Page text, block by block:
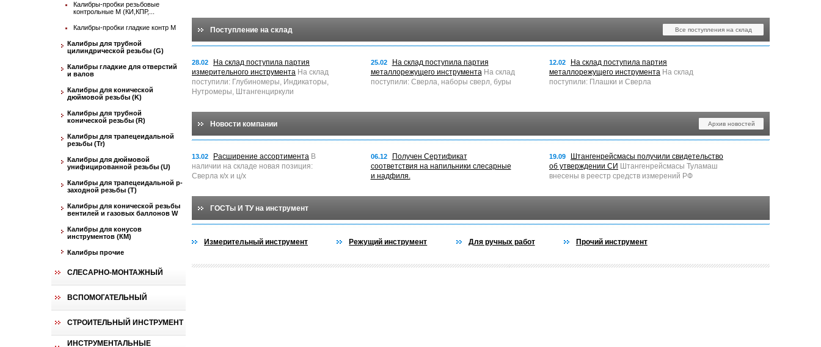
Калибры-пробки резьбовые
контрольные М (КИ,КПР,...
Калибры-пробки гладкие контр М
Калибры для трубной
цилиндрической резьбы (G)
Калибры гладкие для отверстий
и валов
Калибры для конической
дюймовой резьбы (K)
Калибры для трубной
конической резьбы (R)
Калибры для трапецеидальной
резьбы (Tr)
Калибры для дюймовой
унифицированной резьбы (U)
Калибры для трапецеидальной p-
заходной резьбы (T)
Калибры для конической резьбы
вентилей и газовых баллонов W
Калибры для конусов
инструментов (КМ)
Калибры прочие
СЛЕСАРНО-МОНТАЖНЫЙ
ВСПОМОГАТЕЛЬНЫЙ
СТРОИТЕЛЬНЫЙ ИНСТРУМЕНТ
ИНСТРУМЕНТАЛЬНЫЕ
Поступление на склад Все поступления на склад
28.02
На склад поступила партия
измерительного инструмента На склад
поступили: Глубиномеры, Индикаторы,
Нутромеры, Штангенциркули
25.02
На склад поступила партия
металлорежущего инструментаНа склад
поступили: Сверла, наборы сверл, буры
12.02
На склад поступила партия
металлорежущего инструмента На склад
поступили: Плашки и Сверла
Новости компании Архив новостей
13.02 Расширение ассортимента В
наличии на складе новая позиция:
Сверла к/х и ц/х
06.12
Получен Сертификат
соответствия на напильники слесарные
и надфиля.
19.09
Штангенрейсмасы получили свидетельство
об утверждении СИ Штангенрейсмасы Туламаш
внесены в реестр средств измерений РФ
ГОСТы И ТУ на инструмент
Измерительный инструмент Режущий инструмент Для ручных работ Прочий инструмент